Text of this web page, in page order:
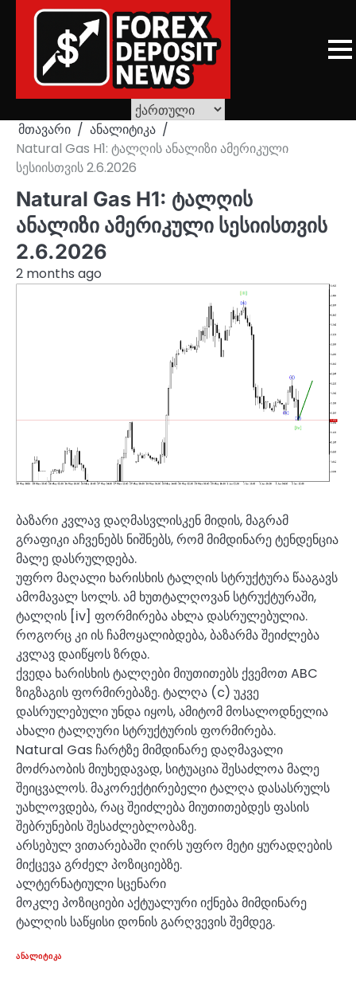
მთავარი
ანალიტიკა
Natural Gas H1: ტალღის ანალიზი ამერიკული
სესიისთვის 2.6.2026
Natural Gas H1: ტალღის
ანალიზი ამერიკული სესიისთვის
2.6.2026
2 months ago
ბაზარი კვლავ დაღმასვლისკენ მიდის, მაგრამ
გრაფიკი აჩვენებს ნიშნებს, რომ მიმდინარე ტენდენცია
მალე დასრულდება.
უფრო მაღალი ხარისხის ტალღის სტრუქტურა წააგავს
ამომავალ სოლს. ამ ხუთტალღოვან სტრუქტურაში,
ტალღის [iv] ფორმირება ახლა დასრულებულია.
როგორც კი ის ჩამოყალიბდება, ბაზარმა შეიძლება
კვლავ დაიწყოს ზრდა.
ქვედა ხარისხის ტალღები მიუთითებს ქვემოთ ABC
ზიგზაგის ფორმირებაზე. ტალღა (c) უკვე
დასრულებული უნდა იყოს, ამიტომ მოსალოდნელია
ახალი ტალღური სტრუქტურის ფორმირება.
Natural Gas ჩარტზე მიმდინარე დაღმავალი
მოძრაობის მიუხედავად, სიტუაცია შესაძლოა მალე
შეიცვალოს. მაკორექტირებელი ტალღა დასასრულს
უახლოვდება, რაც შეიძლება მიუთითებდეს ფასის
შებრუნების შესაძლებლობაზე.
არსებულ ვითარებაში ღირს უფრო მეტი ყურადღების
მიქცევა გრძელ პოზიციებზე.
ალტერნატიული სცენარი
მოკლე პოზიციები აქტუალური იქნება მიმდინარე
ტალღის საწყისი დონის გარღვევის შემდეგ.
ᲐᲜᲐᲚᲘᲢᲘᲙᲐ